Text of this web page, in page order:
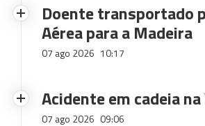
Doente transportado
Aérea para a Madeira
07 ago 2026 10:17
Acidente em cadeia
07 ago 2026 09:06